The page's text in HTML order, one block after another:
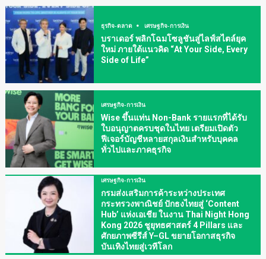
ธุรกิจ-ตลาด เศรษฐกิจ-การเงิน
บราเดอร์ พลิกโฉมโซลูชันสู่ไลฟ์สไตล์ยุค
ใหม่ ภายใต้แนวคิด “At Your Side, Every
Side of Life”
เศรษฐกิจ-การเงิน
Wise ขึ้นแท่น Non-Bank รายแรกที่ได้รับ
ใบอนุญาตครบชุดในไทย เตรียมเปิดตัว
ฟีเจอร์บัญชีหลายสกุลเงินสำหรับบุคคล
ทั่วไปและภาคธุรกิจ
เศรษฐกิจ-การเงิน
กรมส่งเสริมการค้าระหว่างประเทศ
กระทรวงพาณิชย์ ปักธงไทยสู่ ‘Content
Hub’ แห่งเอเชีย ในงาน Thai Night Hong
Kong 2026 ชูยุทธศาสตร์ 4 Pillars และ
ศักยภาพซีรีส์ Y–GL ขยายโอกาสธุรกิจ
บันเทิงไทยสู่เวทีโลก